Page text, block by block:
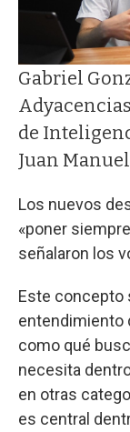
Gabriel
de
Juan
Los nuevos
«poner
señalaron los
Este concepto
entendimiento
como qué
necesita
en otras
es central